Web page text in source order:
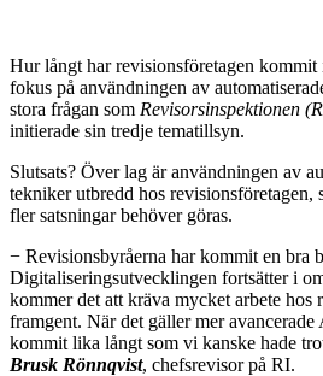
Hur långt har revisionsföretagen
fokus på användningen av
stora frågan som Revisorsinspektionen
initierade sin tredje tematillsyn.
Slutsats? Över lag är användningen av
tekniker utbredd hos
fler satsningar behöver göras.
− Revisionsbyråerna har kommit en bra
Digitaliseringsutvecklingen fortsätter i
kommer det att kräva mycket arbete hos
framgent. När det gäller mer
kommit lika långt som vi kanske hade
Brusk Rönnqvist, chefsrevisor på RI.